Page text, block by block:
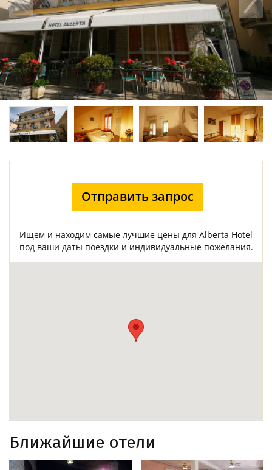
Отправить запрос
Ищем и находим самые лучшие цены для Alberta Hotel
под ваши даты поездки и индивидуальные пожелания.
Ближайшие отели